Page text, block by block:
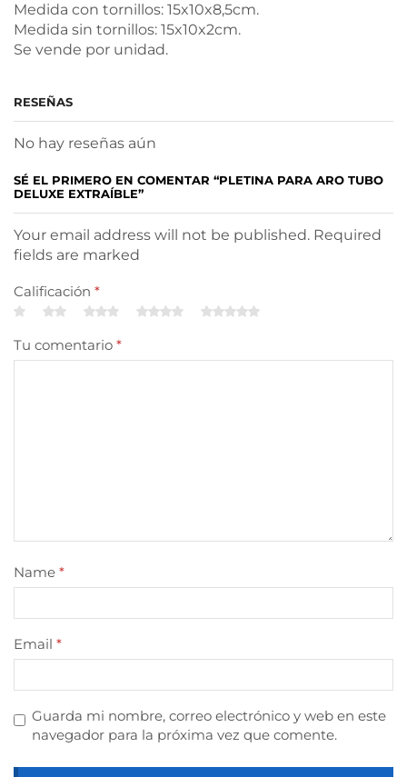
Medida con tornillos: 15x10x8,5cm.
Medida sin tornillos: 15x10x2cm.
Se vende por unidad.
RESEÑAS
No hay reseñas aún
SÉ EL PRIMERO EN COMENTAR “PLETINA PARA ARO TUBO
DELUXE EXTRAÍBLE”
Your email address will not be published. Required
fields are marked
Calificación *
Tu comentario *
Name *
Email *
Guarda mi nombre, correo electrónico y web en este
navegador para la próxima vez que comente.